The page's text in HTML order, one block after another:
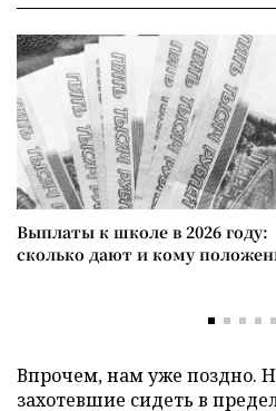
Выплаты к школе в 2026 году:
сколько дают и кому
Впрочем, нам уже поздно.
захотевшие сидеть в